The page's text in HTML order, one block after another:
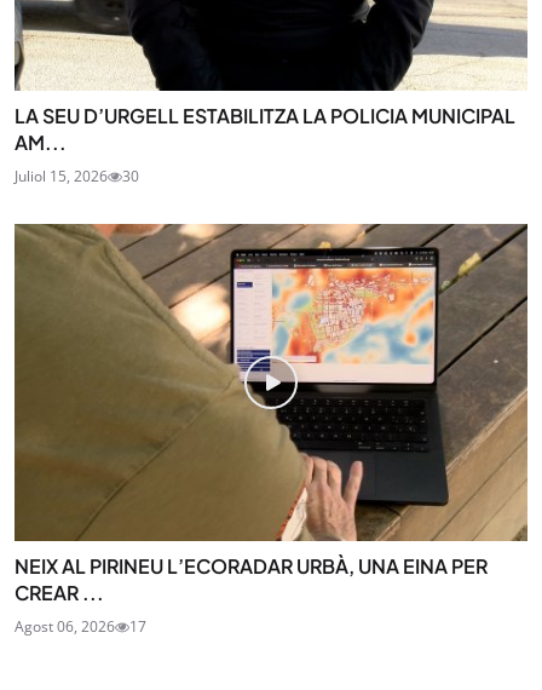
LA SEU D’URGELL ESTABILITZA LA POLICIA MUNICIPAL
AM...
Juliol 15, 2026 30
NEIX AL PIRINEU L’ECORADAR URBÀ, UNA EINA PER
CREAR ...
Agost 06, 2026 17